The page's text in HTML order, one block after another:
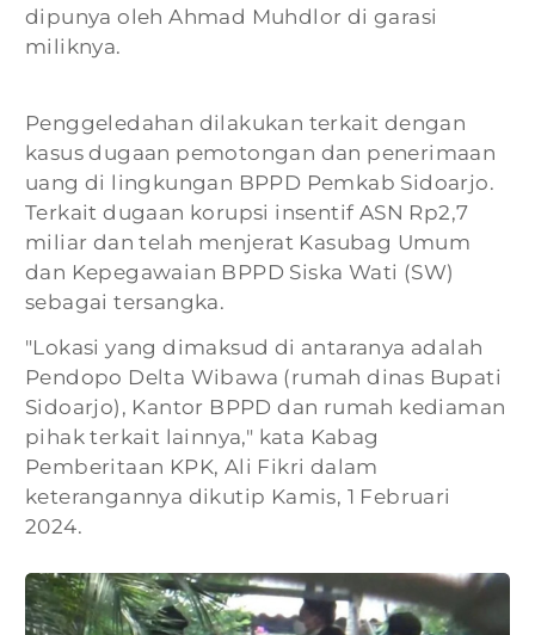
dipunya oleh Ahmad Muhdlor di garasi
miliknya.
Penggeledahan dilakukan terkait dengan
kasus dugaan pemotongan dan penerimaan
uang di lingkungan BPPD Pemkab Sidoarjo.
Terkait dugaan korupsi insentif ASN Rp2,7
miliar dan telah menjerat Kasubag Umum
dan Kepegawaian BPPD Siska Wati (SW)
sebagai tersangka.
"Lokasi yang dimaksud di antaranya adalah
Pendopo Delta Wibawa (rumah dinas Bupati
Sidoarjo), Kantor BPPD dan rumah kediaman
pihak terkait lainnya," kata Kabag
Pemberitaan KPK, Ali Fikri dalam
keterangannya dikutip Kamis, 1 Februari
2024.